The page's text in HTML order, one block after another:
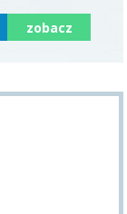
zobacz